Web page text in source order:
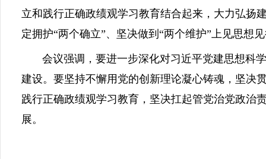
立和践行正确政绩观学习教育结合起来，大力弘扬
定拥护“两个确立”、坚决做到“两个维护”上见思想
会议强调，要进一步深化对习近平党建思想科学
建设。要坚持不懈用党的创新理论凝心铸魂，坚决
践行正确政绩观学习教育，坚决扛起管党治党政治
展。